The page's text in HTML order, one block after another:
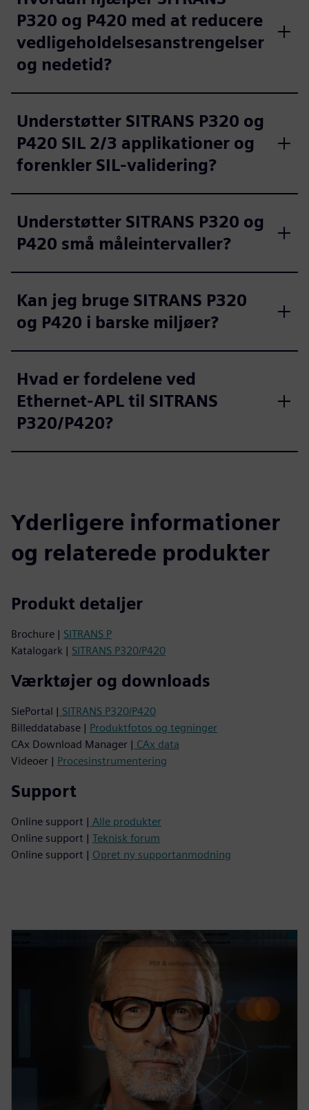
P320 og P420 med at reducere
vedligeholdelsesanstrengelser
og nedetid?
Understøtter SITRANS P320 og
P420 SIL 2/3 applikationer og
forenkler SIL-validering?
Understøtter SITRANS P320 og
P420 små måleintervaller?
Kan jeg bruge SITRANS P320
og P420 i barske miljøer?
Hvad er fordelene ved
Ethernet-APL til SITRANS
P320/P420?
Yderligere informationer
og relaterede produkter
Produkt detaljer
Brochure | SITRANS P
Katalogark | SITRANS P320/P420
Værktøjer og downloads
SiePortal | SITRANS P320/P420
Billeddatabase | Produktfotos og tegninger
CAx Download Manager | CAx data
Videoer | Procesinstrumentering
Support
Online support | Alle produkter
Online support | Teknisk forum
Online support | Opret ny supportanmodning